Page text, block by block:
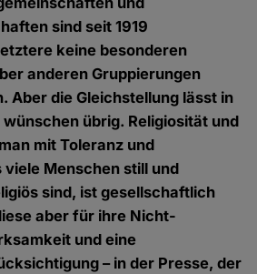
sind seit 1919
keine besonderen
anderen Gruppierungen
Aber die Gleichstellung lässt in
übrig. Religiosität und
mit Toleranz und
Menschen still und
sind, ist gesellschaftlich
aber für ihre Nicht-
und eine
– in der Presse, der